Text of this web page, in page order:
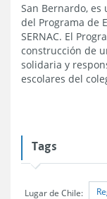
San Bernardo,
del Programa de
SERNAC. El
construcción de
solidaria y
escolares del
Tags
Lugar de Chile: